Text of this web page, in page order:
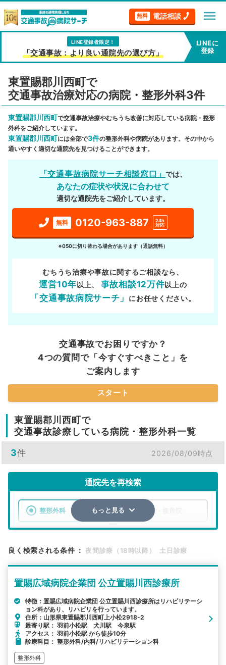
無料 電話相談 menu
LINE登録者限定！
「交通事故：より良い通院先の選び方」
LINEに
登録
東置賜郡川西町で
交通事故治療対応の病院・整形外科3件
東置賜郡川西町で交通事故治療やむちうち改善に対応している病院・整形
外科をご紹介しています。
東置賜郡川西町には全部で3件の整形外科や病院があります。その中から
通いやすく適切な通院先を見つけることができます。
「交通事故病院サーチ相談窓口」では、
あなたの症状や状況に合わせて
適切な通院先をご紹介しています。
無料 0120-963-887
24h
対応
※050に切り替わる場合があります（通話無料）
むちうち治療や事故に関するご相談なら、
運営10年以上、 事故相談12万件以上の
「交通事故病院サーチ」 にお任せください。
交通事故でお困りですか？
4つの質問で「今すぐすべきこと」を
ご案内します
スタート
東置賜郡川西町で
交通事故診療している病院・整形外科一覧
3件 2026/08/09時点
通院先を再検索
整形外科 整骨院・接骨院
検索する
詳細条件で絞り込む
その他の検索方法
駅から探す
もっと見る
良く検索される条件 ： 夜間診療（18時以降） 土日診療
置賜広域病院企業団 公立置賜川西診療所
特徴：置賜広域病院企業団 公立置賜川西診療所はリハビリテーシ
ョン科があり、リハビリを行っています。
住所：山形県東置賜郡川西町上小松2918-2
最寄り駅： 羽前小松駅 犬川駅 今泉駅
アクセス： 羽前小松駅 から徒歩10分
診療科目： 整形外科/内科/リハビリテーション科
整形外科